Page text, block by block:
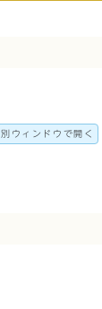
別ウィンドウで開く